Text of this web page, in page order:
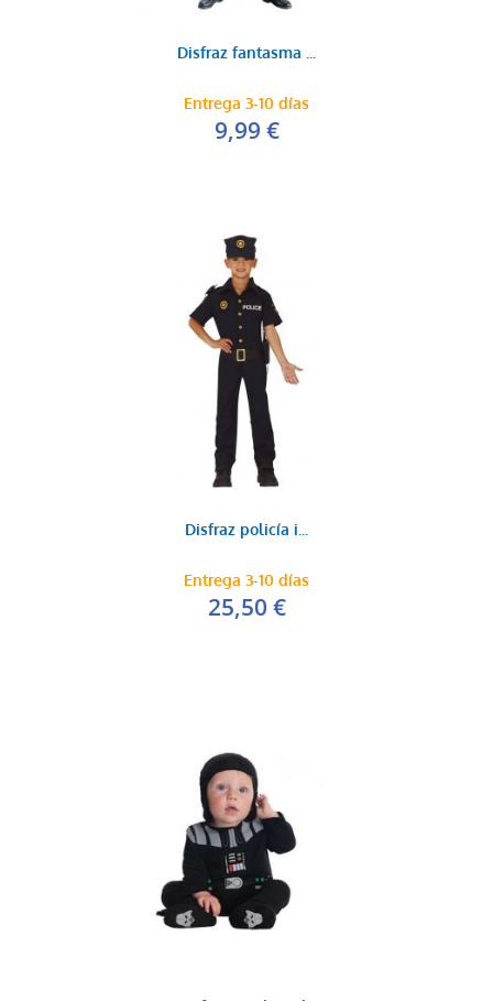
Disfraz fantasma ...
Entrega 3-10 días
9,99 €
Disfraz policía i...
Entrega 3-10 días
25,50 €